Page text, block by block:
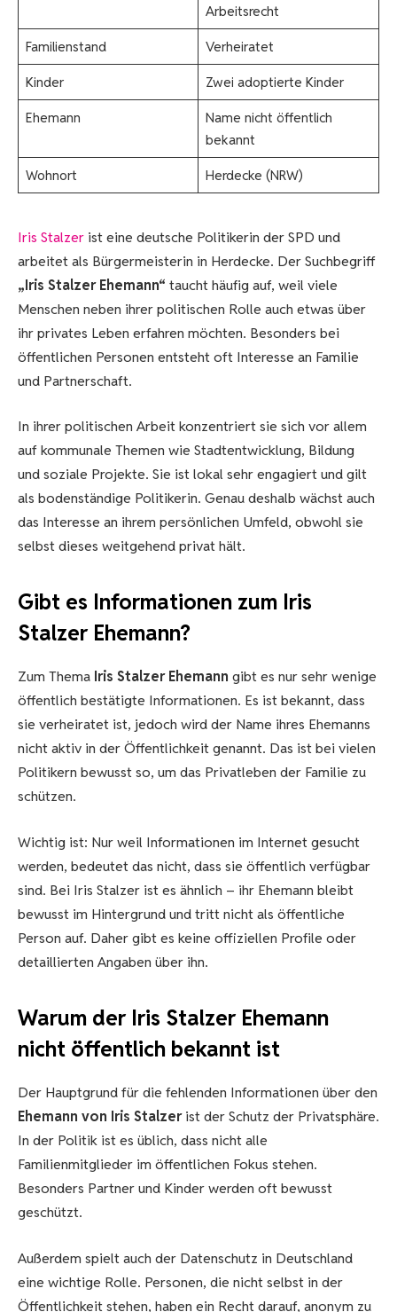
Arbeitsrecht
Familienstand Verheiratet
Kinder Zwei adoptierte Kinder
Ehemann
Name nicht öffentlich
bekannt
Wohnort Herdecke (NRW)
Iris Stalzer ist eine deutsche Politikerin der SPD und
arbeitet als Bürgermeisterin in Herdecke. Der Suchbegriff
„Iris Stalzer Ehemann“ taucht häufig auf, weil viele
Menschen neben ihrer politischen Rolle auch etwas über
ihr privates Leben erfahren möchten. Besonders bei
öffentlichen Personen entsteht oft Interesse an Familie
und Partnerschaft.
In ihrer politischen Arbeit konzentriert sie sich vor allem
auf kommunale Themen wie Stadtentwicklung, Bildung
und soziale Projekte. Sie ist lokal sehr engagiert und gilt
als bodenständige Politikerin. Genau deshalb wächst auch
das Interesse an ihrem persönlichen Umfeld, obwohl sie
selbst dieses weitgehend privat hält.
Gibt es Informationen zum Iris
Stalzer Ehemann?
Zum Thema Iris Stalzer Ehemann gibt es nur sehr wenige
öffentlich bestätigte Informationen. Es ist bekannt, dass
sie verheiratet ist, jedoch wird der Name ihres Ehemanns
nicht aktiv in der Öffentlichkeit genannt. Das ist bei vielen
Politikern bewusst so, um das Privatleben der Familie zu
schützen.
Wichtig ist: Nur weil Informationen im Internet gesucht
werden, bedeutet das nicht, dass sie öffentlich verfügbar
sind. Bei Iris Stalzer ist es ähnlich – ihr Ehemann bleibt
bewusst im Hintergrund und tritt nicht als öffentliche
Person auf. Daher gibt es keine offiziellen Profile oder
detaillierten Angaben über ihn.
Warum der Iris Stalzer Ehemann
nicht öffentlich bekannt ist
Der Hauptgrund für die fehlenden Informationen über den
Ehemann von Iris Stalzerist der Schutz der Privatsphäre.
In der Politik ist es üblich, dass nicht alle
Familienmitglieder im öffentlichen Fokus stehen.
Besonders Partner und Kinder werden oft bewusst
geschützt.
Außerdem spielt auch der Datenschutz in Deutschland
eine wichtige Rolle. Personen, die nicht selbst in der
Öffentlichkeit stehen, haben ein Recht darauf, anonym zu